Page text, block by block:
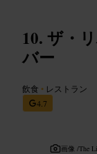
ザ・
バー
飲食 • レストラン
4.7
画像 /The